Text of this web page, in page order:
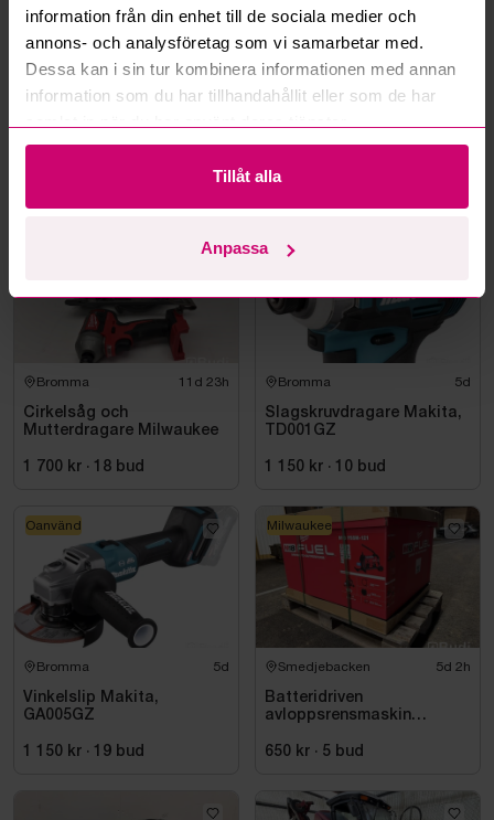
information från din enhet till de sociala medier och
annons- och analysföretag som vi samarbetar med.
Dessa kan i sin tur kombinera informationen med annan
information som du har tillhandahållit eller som de har
Tillåt alla
Anpassa
Kan ni frakta mina vunna objekt?
Läs fler frågor och svar
Mer från samma kategori
Bromma 11d 23h
Cirkelsåg och
Mutterdragare Milwaukee
1 700 kr · 18 bud
Bromma 5d
Slagskruvdragare Makita,
TD001GZ
1 150 kr · 10 bud
Oanvänd
Bromma 5d
Vinkelslip Makita,
GA005GZ
1 150 kr · 19 bud
Oanvänd
Smedjebacken 5d 2h
Batteridriven
avloppsrensmaskin
FSSM-121 | Oanvänd
650 kr · 5 bud
Milwaukee